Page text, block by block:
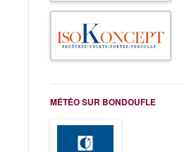
MÉTÉO SUR BONDOUFLE